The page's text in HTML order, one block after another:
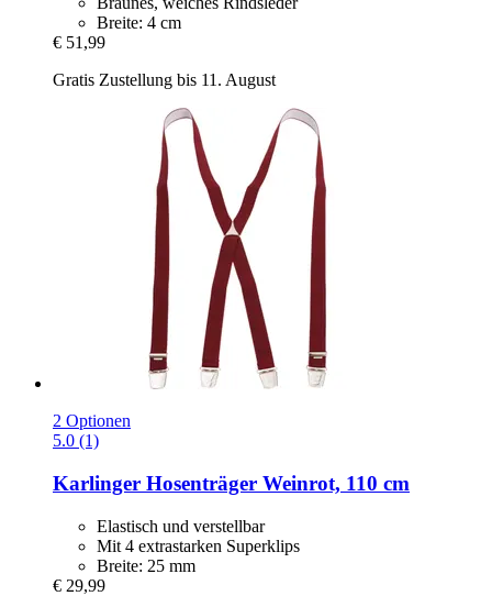
Breite: 4 cm
€ 51,99
Gratis Zustellung bis 11. August
2 Optionen
5.0 (1)
Karlinger Hosenträger Weinrot, 110 cm
Elastisch und verstellbar
Mit 4 extrastarken Superklips
Breite: 25 mm
€ 29,99